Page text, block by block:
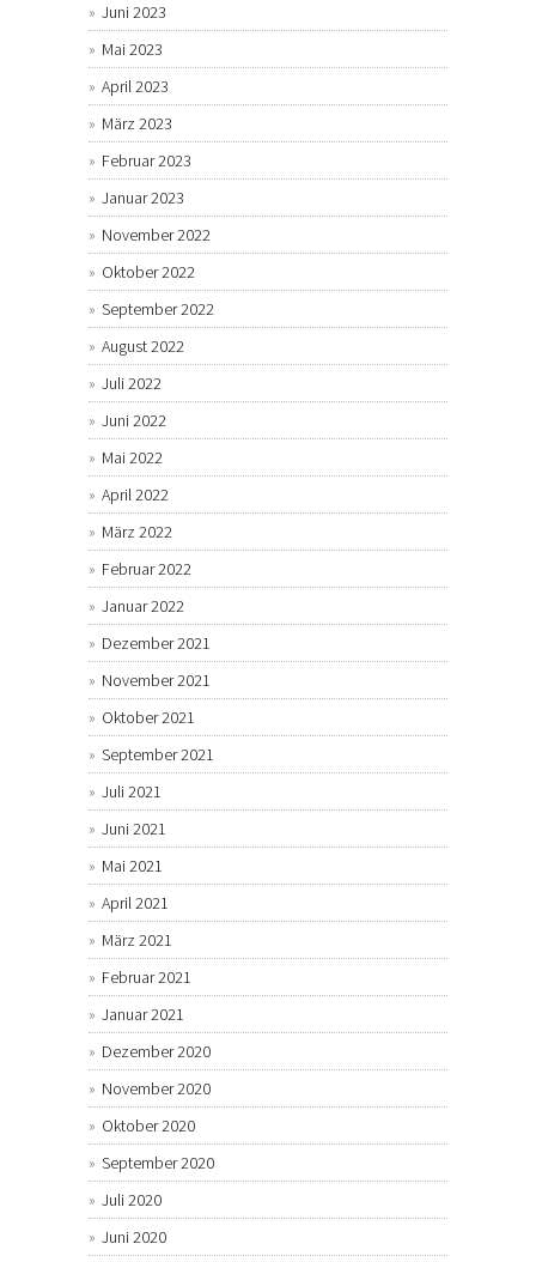
Juni 2023
Mai 2023
April 2023
März 2023
Februar 2023
Januar 2023
November 2022
Oktober 2022
September 2022
August 2022
Juli 2022
Juni 2022
Mai 2022
April 2022
März 2022
Februar 2022
Januar 2022
Dezember 2021
November 2021
Oktober 2021
September 2021
Juli 2021
Juni 2021
Mai 2021
April 2021
März 2021
Februar 2021
Januar 2021
Dezember 2020
November 2020
Oktober 2020
September 2020
Juli 2020
Juni 2020